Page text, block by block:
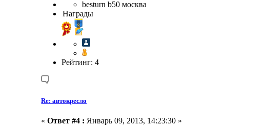
besturn b50 москва
Награды
Рейтинг: 4
Re: автокресло
«Ответ #4 : Январь 09, 2013, 14:23:30 »